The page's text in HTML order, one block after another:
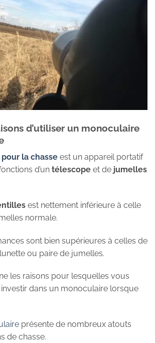
d’utiliser un monoculaire
pour la chasse est un appareil portatif
d’un télescope et de jumelles
est nettement inférieure à celle
normale.
sont bien supérieures à celles de
ou paire de jumelles.
les raisons pour lesquelles vous
dans un monoculaire lorsque
présente de nombreux atouts
de chasse.